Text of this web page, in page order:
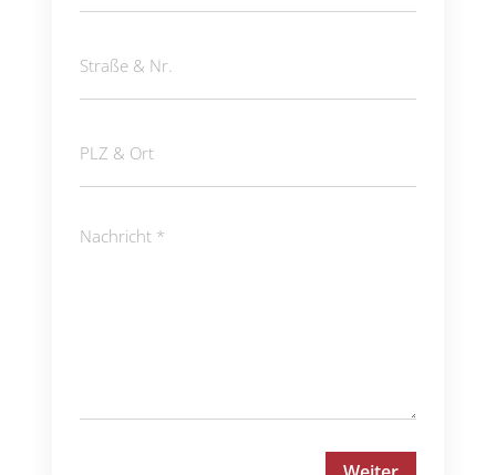
(erforderlich)
&
Nr.
&
Ort
(erforderlich)